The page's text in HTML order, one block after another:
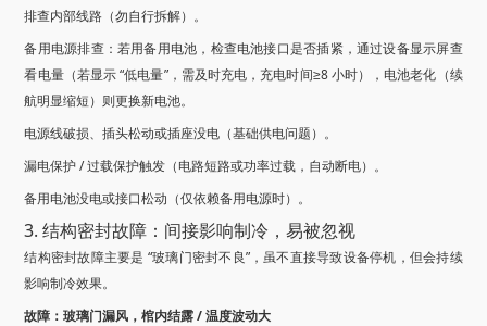
排查内部线路（勿自行拆解）。
备用电源排查：若用备用电池，检查电池接口是否插紧，通过设备显示屏查
看电量（若显示 “低电量”，需及时充电，充电时间≥8 小时），电池老化（续
航明显缩短）则更换新电池。
电源线破损、插头松动或插座没电（基础供电问题）。
漏电保护 / 过载保护触发（电路短路或功率过载，自动断电）。
备用电池没电或接口松动（仅依赖备用电源时）。
3. 结构密封故障：间接影响制冷，易被忽视
结构密封故障主要是 “玻璃门密封不良”，虽不直接导致设备停机，但会持续
影响制冷效果。
故障：玻璃门漏风，棺内结露 / 温度波动大